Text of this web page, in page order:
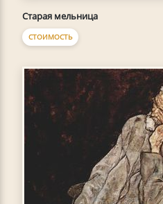
Старая мельница
СТОИМОСТЬ